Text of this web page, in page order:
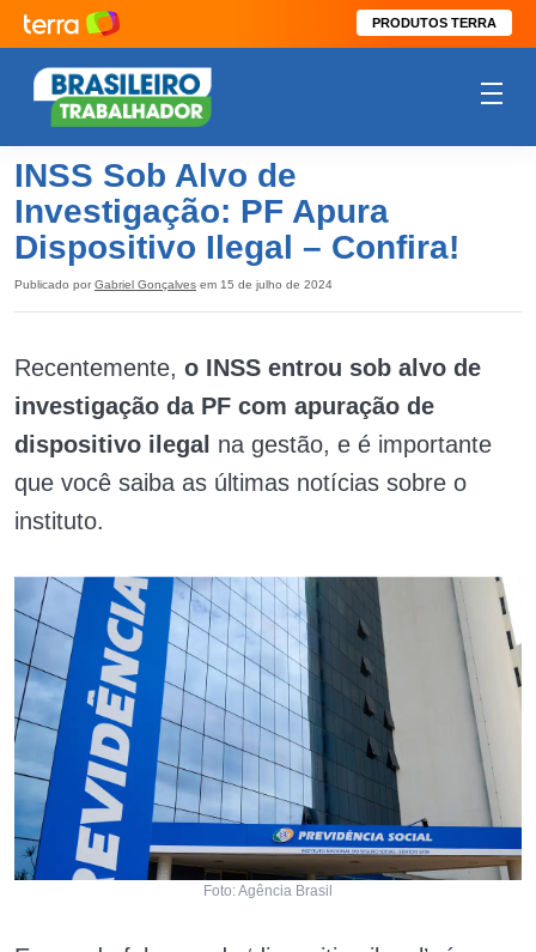
PRODUTOS TERRA
INSS Sob Alvo de
Investigação: PF Apura
Dispositivo Ilegal – Confira!
Publicado por Gabriel Gonçalves em 15 de julho de 2024
Recentemente, o INSS entrou sob alvo de
investigação da PF com apuração de
dispositivo ilegal na gestão, e é importante
que você saiba as últimas notícias sobre o
instituto.
Foto: Agência Brasil